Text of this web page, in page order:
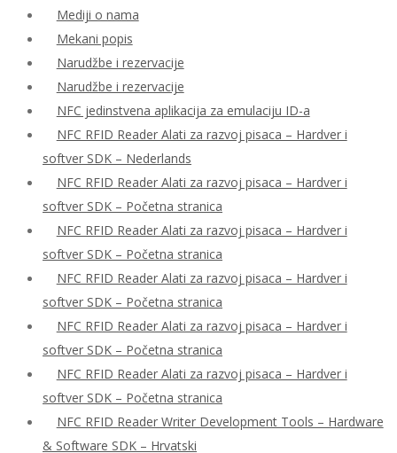
Mediji o nama
Mekani popis
Narudžbe i rezervacije
Narudžbe i rezervacije
NFC jedinstvena aplikacija za emulaciju ID-a
NFC RFID Reader Alati za razvoj pisaca – Hardver i
softver SDK – Nederlands
NFC RFID Reader Alati za razvoj pisaca – Hardver i
softver SDK – Početna stranica
NFC RFID Reader Alati za razvoj pisaca – Hardver i
softver SDK – Početna stranica
NFC RFID Reader Alati za razvoj pisaca – Hardver i
softver SDK – Početna stranica
NFC RFID Reader Alati za razvoj pisaca – Hardver i
softver SDK – Početna stranica
NFC RFID Reader Alati za razvoj pisaca – Hardver i
softver SDK – Početna stranica
NFC RFID Reader Writer Development Tools – Hardware
& Software SDK – Hrvatski